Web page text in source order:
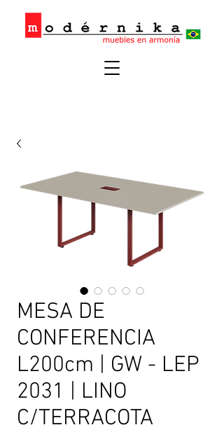
MESA DE
CONFERENCIA
L200cm | GW - LEP
2031 | LINO
C/TERRACOTA